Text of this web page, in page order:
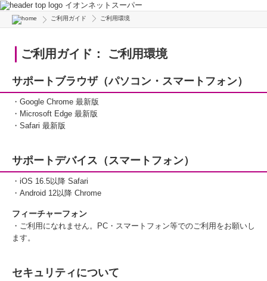
イオンネットスーパー
ご利用ガイド ご利用環境
ご利用ガイド： ご利用環境
サポートブラウザ（パソコン・スマートフォン）
・Google Chrome 最新版
・Microsoft Edge 最新版
・Safari 最新版
サポートデバイス（スマートフォン）
・iOS 16.5以降 Safari
・Android 12以降 Chrome
フィーチャーフォン
・ご利用になれません。PC・スマートフォン等でのご利用をお願いし
ます。
セキュリティについて